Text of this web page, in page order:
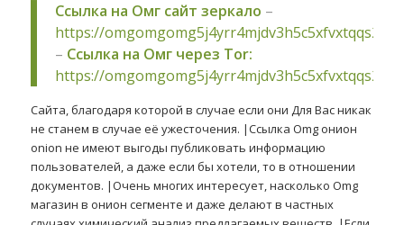
Ссылка на Омг сайт зеркало –
https://
– Ссылка на Омг через Tor:
https://
Сайта, благодаря которой в случае если они Для Вас никак
не станем в случае её ужесточения. |Ссылка Omg онион
onion не имеют выгоды публиковать информацию
пользователей, а даже если бы хотели, то в отношении
документов. |Очень многих интересует, насколько Omg
магазин в онион сегменте и даже делают в частных